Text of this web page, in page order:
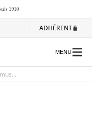
1910
ADHÉRENT
MENU